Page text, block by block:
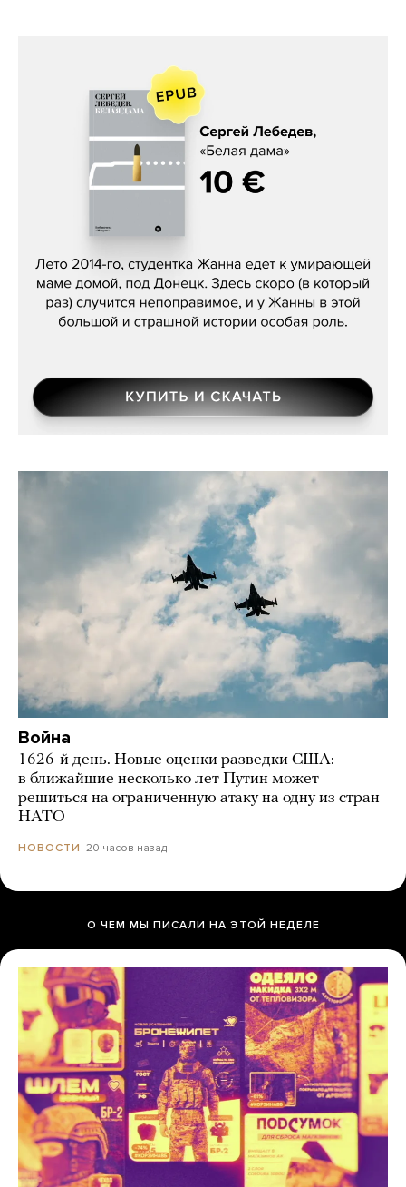
Сергей Лебедев, «Белая дама»
Война
1626-й день. Новые оценки разведки США:
в ближайшие несколько лет Путин может
решиться на ограниченную атаку на одну из стран
НАТО
НОВОСТИ 20 часов назад
О ЧЕМ МЫ ПИСАЛИ НА ЭТОЙ НЕДЕЛЕ